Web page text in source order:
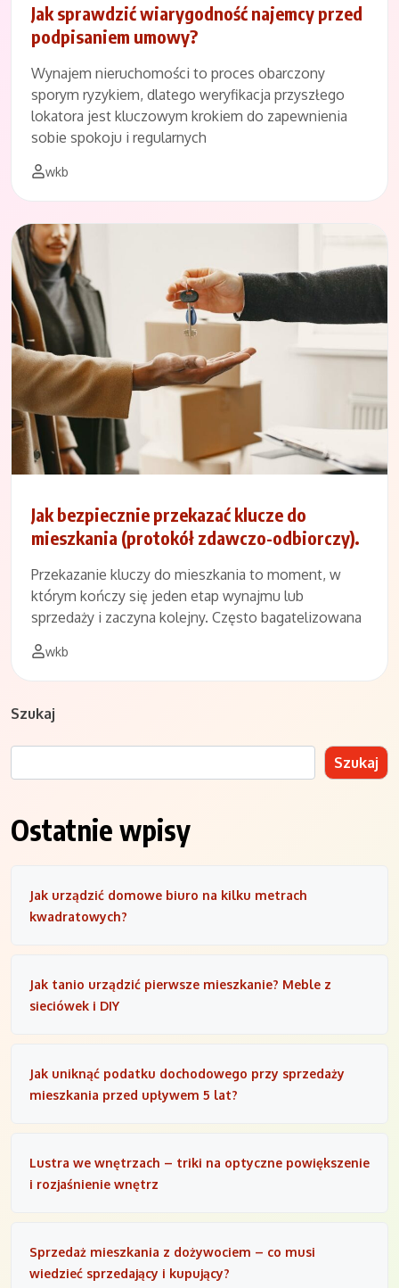
Jak sprawdzić wiarygodność najemcy przed
podpisaniem umowy?
Wynajem nieruchomości to proces obarczony
sporym ryzykiem, dlatego weryfikacja przyszłego
lokatora jest kluczowym krokiem do zapewnienia
sobie spokoju i regularnych
wkb
Jak bezpiecznie przekazać klucze do
mieszkania (protokół zdawczo-odbiorczy).
Przekazanie kluczy do mieszkania to moment, w
którym kończy się jeden etap wynajmu lub
sprzedaży i zaczyna kolejny. Często bagatelizowana
wkb
Szukaj
Szukaj
Ostatnie wpisy
Jak urządzić domowe biuro na kilku metrach
kwadratowych?
Jak tanio urządzić pierwsze mieszkanie? Meble z
sieciówek i DIY
Jak uniknąć podatku dochodowego przy sprzedaży
mieszkania przed upływem 5 lat?
Lustra we wnętrzach – triki na optyczne powiększenie
i rozjaśnienie wnętrz
Sprzedaż mieszkania z dożywociem – co musi
wiedzieć sprzedający i kupujący?